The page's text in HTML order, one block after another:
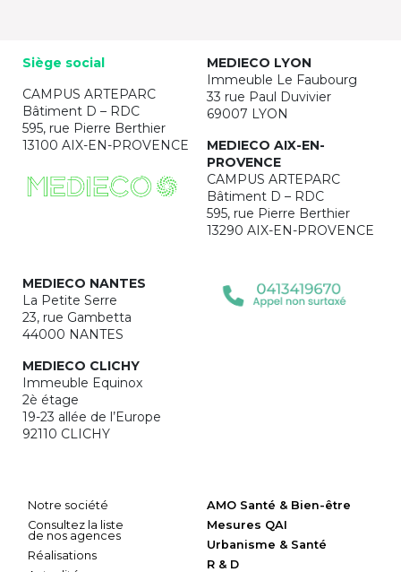
Siège social
CAMPUS ARTEPARC
Bâtiment D – RDC
595, rue Pierre Berthier
13100 AIX-EN-PROVENCE
MEDIECO LYON
Immeuble Le Faubourg
33 rue Paul Duvivier
69007 LYON
MEDIECO AIX-EN-
PROVENCE
CAMPUS ARTEPARC
Bâtiment D – RDC
595, rue Pierre Berthier
13290 AIX-EN-PROVENCE
MEDIECO NANTES
La Petite Serre
23, rue Gambetta
44000 NANTES
MEDIECO CLICHY
Immeuble Equinox
2è étage
19-23 allée de l’Europe
92110 CLICHY
Notre société
Consultez la liste
de nos agences
Réalisations
AMO Santé & Bien-être
Mesures QAI
Urbanisme & Santé
R & D